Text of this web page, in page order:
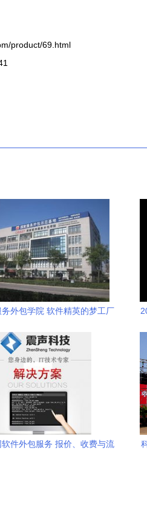
product/69.html
外包学院 软件精英的梦工厂
件外包服务 报价、收费与流